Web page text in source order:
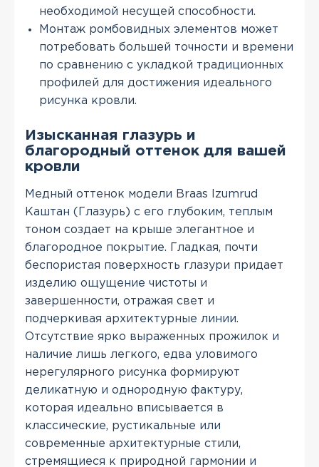
необходимой несущей способности.
Монтаж ромбовидных элементов может
потребовать большей точности и времени
по сравнению с укладкой традиционных
профилей для достижения идеального
рисунка кровли.
Изысканная глазурь и
благородный оттенок для вашей
кровли
Медный оттенок модели Braas Izumrud
Каштан (Глазурь) с его глубоким, теплым
тоном создает на крыше элегантное и
благородное покрытие. Гладкая, почти
беспористая поверхность глазури придает
изделию ощущение чистоты и
завершенности, отражая свет и
подчеркивая архитектурные линии.
Отсутствие ярко выраженных прожилок и
наличие лишь легкого, едва уловимого
нерегулярного рисунка формируют
деликатную и однородную фактуру,
которая идеально вписывается в
классические, рустикальные или
современные архитектурные стили,
стремящиеся к природной гармонии и